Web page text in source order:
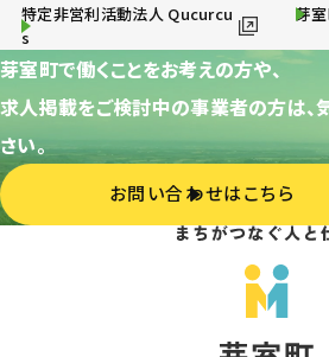
特定非営利活動法人 Qucurcu
s
芽
芽室町で働くことをお考えの方や、
求人掲載をご検討中の事業者の方は、
さい。
お問い合わせはこちら